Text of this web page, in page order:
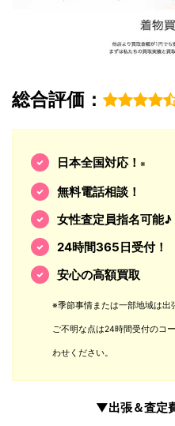
総合評価：
日本全国対応！ ※
無料電話相談！
女性査定員指名可能♪
24時間365日受付！
安心の高額買取
※季節事情または一部地域は出
ご不明な点は24時間受付のコ
わせください。
▼出張＆査定